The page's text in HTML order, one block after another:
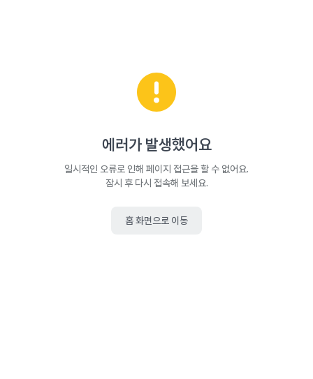
에러가 발생했어요
일시적인 오류로 인해 페이지 접근을 할 수 없어요.
잠시 후 다시 접속해 보세요.
홈 화면으로 이동